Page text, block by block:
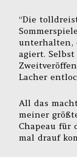
“Die
unterhalten,
agiert.
Lacher
All das
meiner
Chapeau für
mal drauf